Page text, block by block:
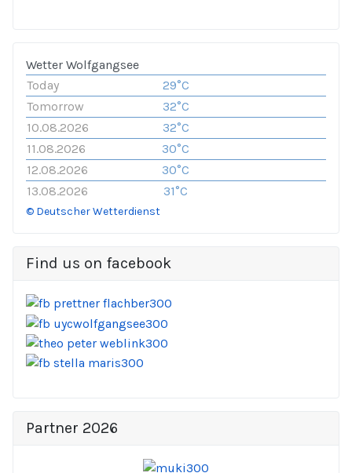
Wetter Wolfgangsee
Today
29°C
Tomorrow
32°C
10.08.2026
32°C
11.08.2026
30°C
12.08.2026
30°C
13.08.2026
31°C
© Deutscher Wetterdienst
Find us on facebook
Partner 2026